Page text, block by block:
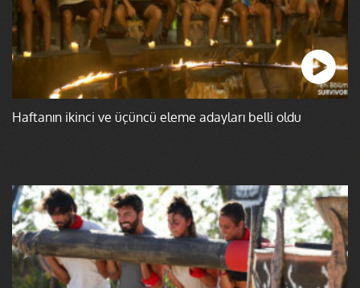
Haftanın ikinci ve üçüncü eleme adayları belli oldu